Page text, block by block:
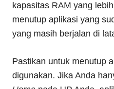
kapasitas RAM yang
menutup aplikasi yang
yang masih berjalan di
Pastikan untuk menutup
digunakan. Jika Anda